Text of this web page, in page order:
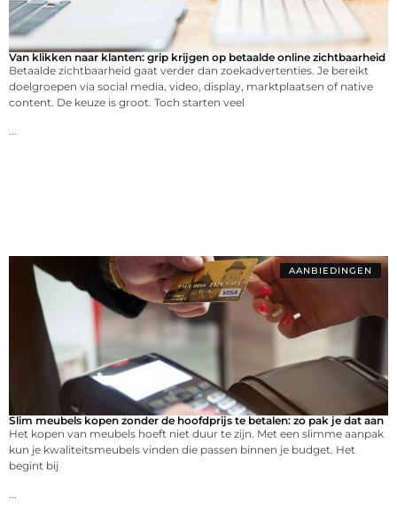
Van klikken naar klanten: grip krijgen op betaalde online zichtbaarheid
Betaalde zichtbaarheid gaat verder dan zoekadvertenties. Je bereikt
doelgroepen via social media, video, display, marktplaatsen of native
content. De keuze is groot. Toch starten veel
...
AANBIEDINGEN
Slim meubels kopen zonder de hoofdprijs te betalen: zo pak je dat aan
Het kopen van meubels hoeft niet duur te zijn. Met een slimme aanpak
kun je kwaliteitsmeubels vinden die passen binnen je budget. Het
begint bij
...